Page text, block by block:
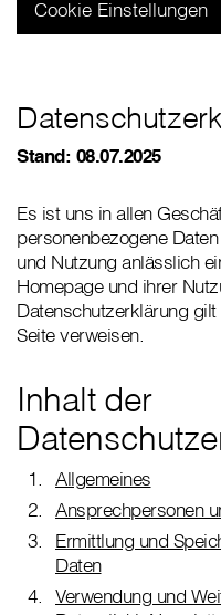
Cookie Einstellungen
Stand: 08.07.2025
Es ist uns in allen
personenbezogene
und Nutzung anlässlich
Homepage und ihrer
Datenschutzerklärung
Seite verweisen.
Inhalt der
Allgemeines
Ansprechpersonen
Ermittlung und
Daten
Verwendung und